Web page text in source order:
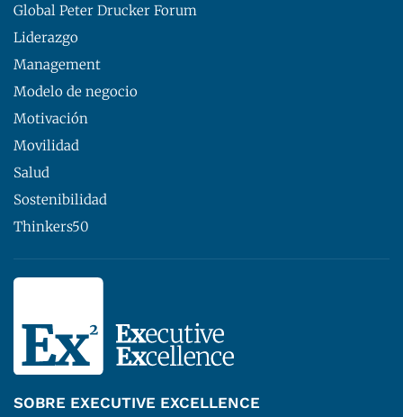
Global Peter Drucker Forum
Liderazgo
Management
Modelo de negocio
Motivación
Movilidad
Salud
Sostenibilidad
Thinkers50
SOBRE EXECUTIVE EXCELLENCE